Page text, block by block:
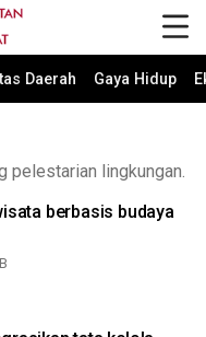
Daerah Gaya Hidup
pelestarian lingkungan.
berbasis budaya